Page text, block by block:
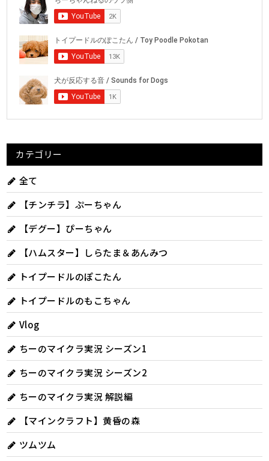
カテゴリー
全て
【チンチラ】ぷーちゃん
【デグー】ぴーちゃん
【ハムスター】しらたま＆あんみつ
トイプードルのぽこたん
トイプードルのもこちゃん
Vlog
ちーのマイクラ実況 シーズン1
ちーのマイクラ実況 シーズン2
ちーのマイクラ実況 解説編
【マインクラフト】黄昏の森
ツムツム